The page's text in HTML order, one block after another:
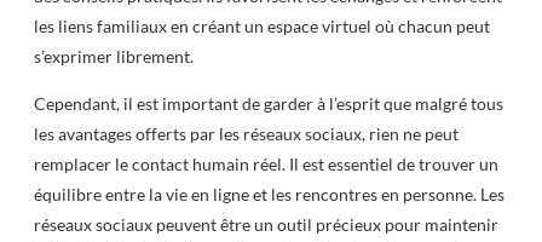
les liens familiaux en créant un espace virtuel où chacun peut
s’exprimer librement.
Cependant, il est important de garder à l’esprit que malgré tous
les avantages offerts par les réseaux sociaux, rien ne peut
remplacer le contact humain réel. Il est essentiel de trouver un
équilibre entre la vie en ligne et les rencontres en personne. Les
réseaux sociaux peuvent être un outil précieux pour maintenir